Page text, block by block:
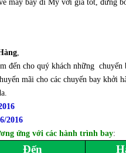
máy bay đi Mỹ với giá tốt, đừng
,
đến cho quý khách những
mãi cho các chuyến bay khởi
2016
ứng với các hành trình bay:
Đến